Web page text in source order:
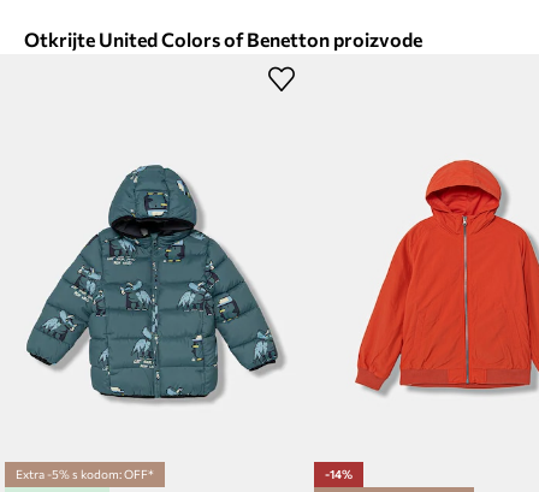
Otkrijte United Colors of Benetton proizvode
Extra -5% s kodom: OFF*
-14%